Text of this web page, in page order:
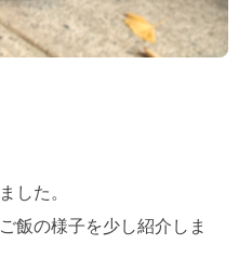
した。
飯の様子を少し紹介しま